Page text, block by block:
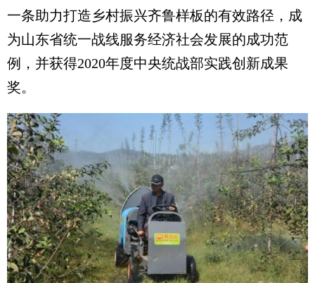
一条助力打造乡村振兴齐鲁样板的有效路径，成
为山东省统一战线服务经济社会发展的成功范
例，并获得2020年度中央统战部实践创新成果
奖。